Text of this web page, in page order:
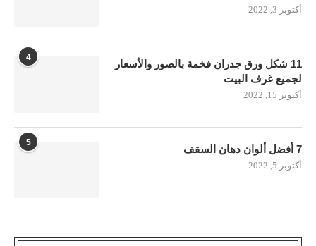
أكتوبر 3, 2022
4
11 شكل ورق جدران فخمة بالصور والأسعار
لجميع غرف البيت
أكتوبر 15, 2022
5
7 أفضل ألوان دهان السقف
أكتوبر 5, 2022